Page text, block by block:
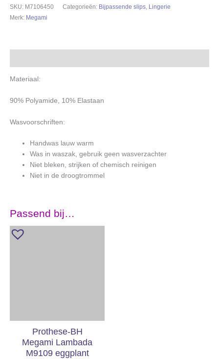
SKU: M7106450 Categorieën: Bijpassende slips Lingerie
Merk: Megami
Materiaal:
90% Polyamide, 10% Elastaan
Wasvoorschriften:
Handwas lauw warm
Was in waszak, gebruik geen wasverzachter
Niet bleken, strijken of chemisch reinigen
Niet in de droogtrommel
Passend bij…
Prothese-BH
Megami Lambada
M9109 eggplant